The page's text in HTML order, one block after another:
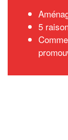
5